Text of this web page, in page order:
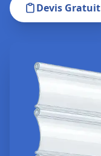
Devis Gratuit